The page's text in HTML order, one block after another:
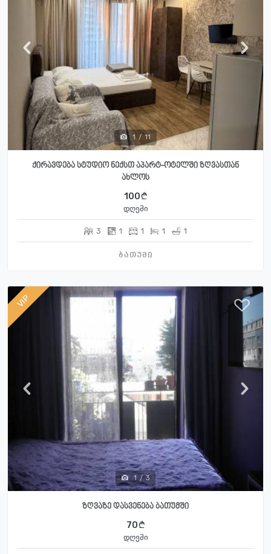
1 / 11
ქირავდება სტუდიო ნექსთ აპარტ-ოტელში ზღვასთან
ახლოს
100
დღეში
3 1 1 1 1
ბათუმი
VIP
1 / 3
ზღვაზე დასვენება ბათუმში
70
დღეში